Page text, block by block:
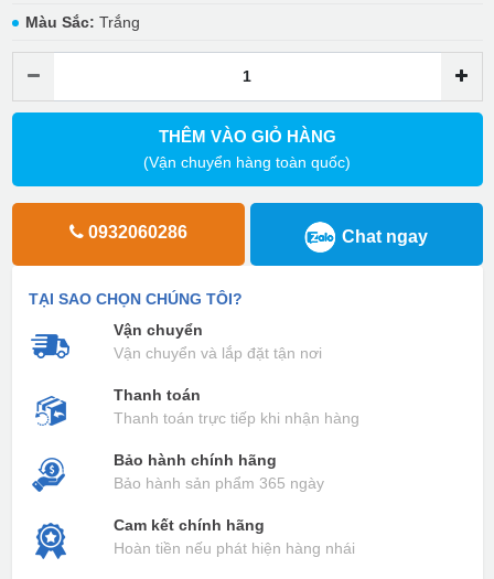
Màu Sắc: Trắng
THÊM VÀO GIỎ HÀNG
(Vận chuyển hàng toàn quốc)
0932060286 Chat ngay
TẠI SAO CHỌN CHÚNG TÔI?
Vận chuyển
Vận chuyển và lắp đặt tận nơi
Thanh toán
Thanh toán trực tiếp khi nhận hàng
Bảo hành chính hãng
Bảo hành sản phẩm 365 ngày
Cam kết chính hãng
Hoàn tiền nếu phát hiện hàng nhái